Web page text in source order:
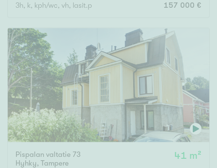
3h, k, kph/wc, vh, lasit.p 157 000 €
Pispalan valtatie 73
Hyhky, Tampere
41 m²